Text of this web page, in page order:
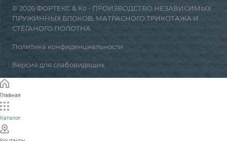
© 2026 ФОРТЕКС & Ко - ПРОИЗВОДСТВО НЕЗАВИСИМЫХ
ПРУЖИННЫХ БЛОКОВ, МАТРАСНОГО ТРИКОТАЖА И
СТЁГАНОГО ПОЛОТНА
Политика конфиденциальности
Версия для слабовидящих
Главная
Каталог